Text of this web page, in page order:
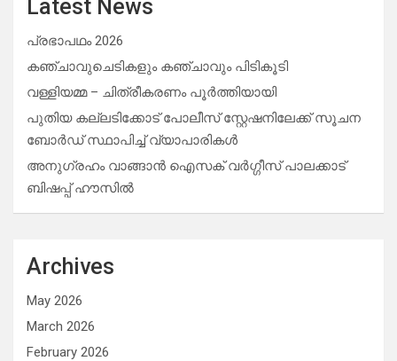
Latest News
പ്രഭാപഥം 2026
കഞ്ചാവുചെടികളും കഞ്ചാവും പിടികൂടി
വള്ളിയമ്മ – ചിത്രീകരണം പൂർത്തിയായി
പുതിയ കല്ലടിക്കോട് പോലീസ് സ്റ്റേഷനിലേക്ക് സൂചന
ബോർഡ് സ്ഥാപിച്ച് വ്യാപാരികൾ
അനുഗ്രഹം വാങ്ങാൻ ഐസക് വര്‍ഗ്ഗീസ് പാലക്കാട്
ബിഷപ്പ് ഹൗസില്‍
Archives
May 2026
March 2026
February 2026